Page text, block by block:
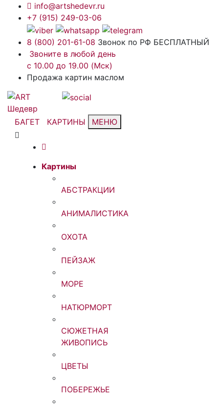
info@artshedevr.ru
+7 (915) 249-03-06
8 (800) 201-61-08 Звонок по РФ БЕСПЛАТНЫЙ
Звоните в любой день
с 10.00 до 19.00 (Мск)
Продажа картин маслом
БАГЕТ КАРТИНЫ МЕНЮ
Картины
АБСТРАКЦИИ
АНИМАЛИСТИКА
ОХОТА
ПЕЙЗАЖ
МОРЕ
НАТЮРМОРТ
СЮЖЕТНАЯ
ЖИВОПИСЬ
ЦВЕТЫ
ПОБЕРЕЖЬЕ